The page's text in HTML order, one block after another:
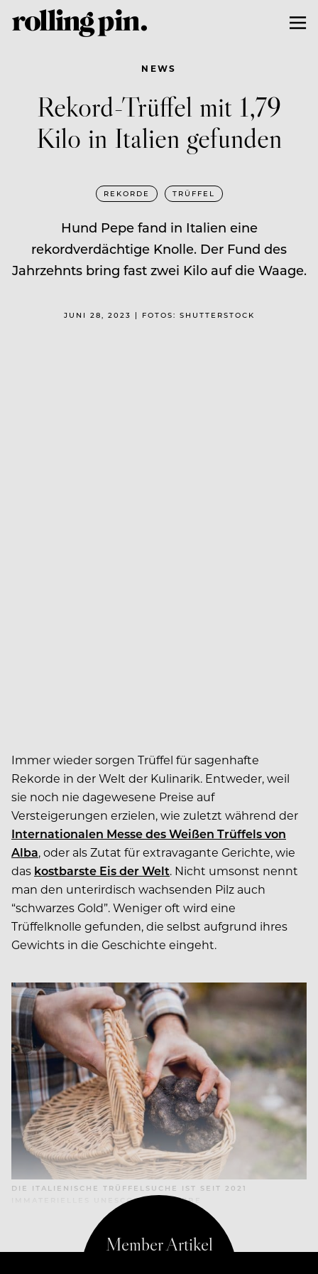
NEWS
Rekord-Trüffel mit 1,79
Kilo in Italien gefunden
REKORDE TRÜFFEL
Hund Pepe fand in Italien eine
rekordverdächtige Knolle. Der Fund des
Jahrzehnts bring fast zwei Kilo auf die Waage.
JUNI 28, 2023 | FOTOS: SHUTTERSTOCK
Immer wieder sorgen Trüffel für sagenhafte
Rekorde in der Welt der Kulinarik. Entweder, weil
sie noch nie dagewesene Preise auf
Versteigerungen erzielen, wie zuletzt während der
Internationalen Messe des Weißen Trüffels von
Alba, oder als Zutat für extravagante Gerichte, wie
das kostbarste Eis der Welt. Nicht umsonst nennt
man den unterirdisch wachsenden Pilz auch
“schwarzes Gold”. Weniger oft wird eine
Trüffelknolle gefunden, die selbst aufgrund ihres
Gewichts in die Geschichte eingeht.
DIE ITALIENISCHE TRÜFFELSUCHE IST SEIT 2021
IMMATERIELLES UNESCO-KULTURERBE